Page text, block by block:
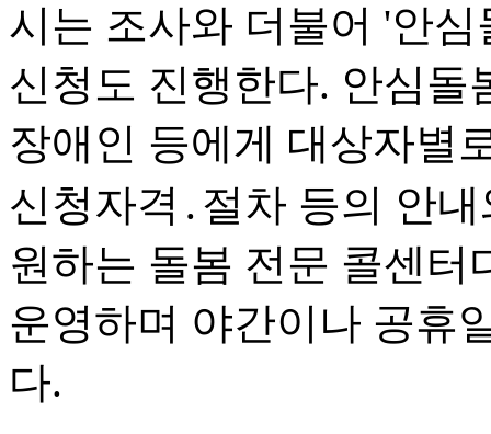
시는 조사와 더불어 '안
신청도 진행한다. 안심돌
장애인 등에게 대상자별
신청자격․절차 등의 안
원하는 돌봄 전문 콜센터
운영하며 야간이나 공휴
다.